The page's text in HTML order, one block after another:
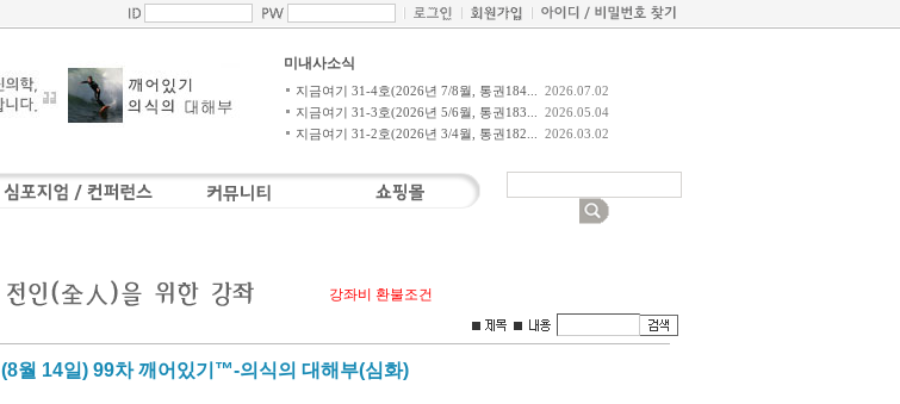
미내사소식
지금여기 31-4호(2026년 7/8월, 통권184...
2026.07.02
지금여기 31-3호(2026년 5/6월, 통권183...
2026.05.04
지금여기 31-2호(2026년 3/4월, 통권182...
2026.03.02
강좌비 환불조건
(8월 14일) 99차 깨어있기™-의식의 대해부(심화)